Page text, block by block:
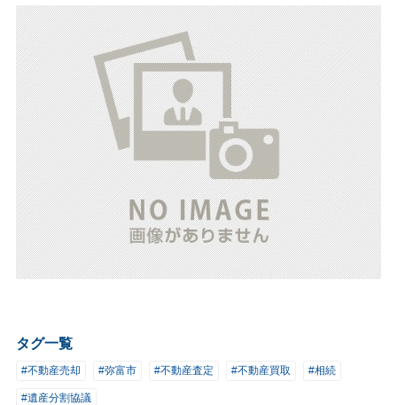
タグ一覧
#不動産売却 #弥富市 #不動産査定 #不動産買取 #相続
#遺産分割協議